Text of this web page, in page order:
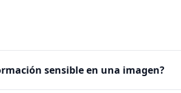
sensible en una imagen?